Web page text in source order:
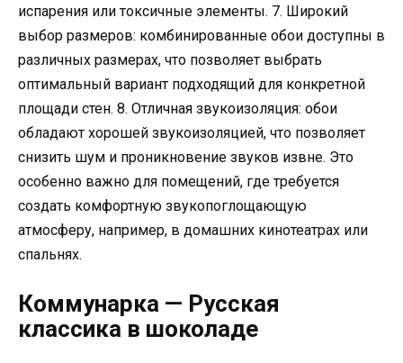
испарения или токсичные элементы. 7. Широкий
выбор размеров: комбинированные обои доступны в
различных размерах, что позволяет выбрать
оптимальный вариант подходящий для конкретной
площади стен. 8. Отличная звукоизоляция: обои
обладают хорошей звукоизоляцией, что позволяет
снизить шум и проникновение звуков извне. Это
особенно важно для помещений, где требуется
создать комфортную звукопоглощающую
атмосферу, например, в домашних кинотеатрах или
спальнях.
Коммунарка — Русская
классика в шоколаде